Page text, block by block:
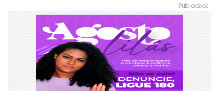
Publicidade